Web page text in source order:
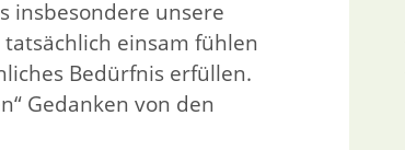
insbesondere unsere
einsam fühlen
Bedürfnis erfüllen.
Gedanken von den